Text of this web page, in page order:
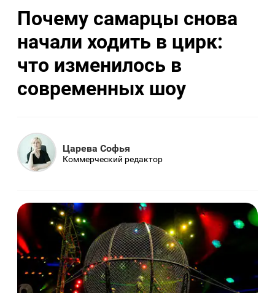
Почему самарцы снова
начали ходить в цирк:
что изменилось в
современных шоу
Царева Софья
Коммерческий редактор